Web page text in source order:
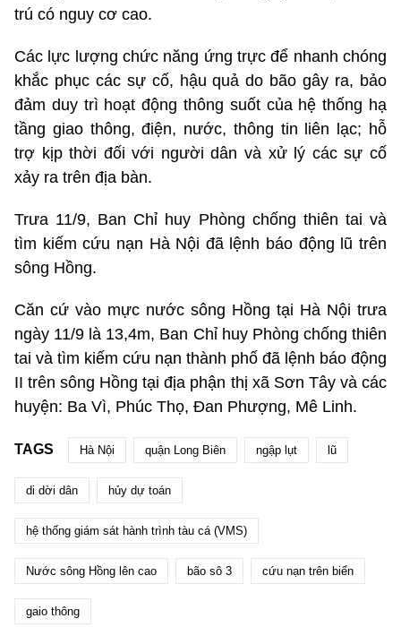
trú có nguy cơ cao.
Các lực lượng chức năng ứng trực để nhanh chóng
khắc phục các sự cố, hậu quả do bão gây ra, bảo
đảm duy trì hoạt động thông suốt của hệ thống hạ
tầng giao thông, điện, nước, thông tin liên lạc; hỗ
trợ kịp thời đối với người dân và xử lý các sự cố
xảy ra trên địa bàn.
Trưa 11/9, Ban Chỉ huy Phòng chống thiên tai và
tìm kiếm cứu nạn Hà Nội đã lệnh báo động lũ trên
sông Hồng.
Căn cứ vào mực nước sông Hồng tại Hà Nội trưa
ngày 11/9 là 13,4m, Ban Chỉ huy Phòng chống thiên
tai và tìm kiếm cứu nạn thành phố đã lệnh báo động
II trên sông Hồng tại địa phận thị xã Sơn Tây và các
huyện: Ba Vì, Phúc Thọ, Đan Phượng, Mê Linh.
TAGS Hà Nội quận Long Biên ngập lụt lũ
di dời dân hủy dự toán
hệ thống giám sát hành trình tàu cá (VMS)
Nước sông Hồng lên cao bão sô 3 cứu nạn trên biển
gaio thông